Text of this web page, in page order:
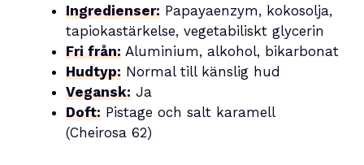
Ingredienser: Papayaenzym, kokosolja,
tapiokastärkelse, vegetabiliskt glycerin
Fri från: Aluminium, alkohol, bikarbonat
Hudtyp: Normal till känslig hud
Vegansk: Ja
Doft: Pistage och salt karamell
(Cheirosa 62)